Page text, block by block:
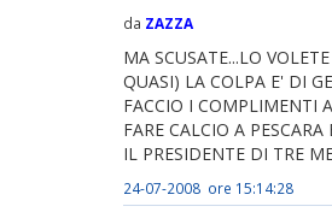
da ZAZZA
MA SCUSATE...LO
QUASI) LA COLPA E' DI
FACCIO I COMPLIMENTI
FARE CALCIO A
IL PRESIDENTE DI TRE
24-07-2008 ore 15:14:28